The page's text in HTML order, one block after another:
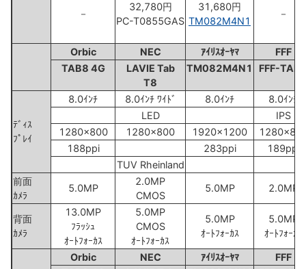
－
32,780円
PC-T0855GAS
31,680円
TM082M4N1
－
Orbic NEC ｱｲﾘｽｵｰﾔﾏ
FFF
TAB8 4G
LAVIE Tab
T8
TM082M4N1 FFF-
ﾃﾞｨｽ
ﾌﾟﾚｲ
8.0ｲﾝﾁ 8.0ｲﾝﾁ ﾜｲﾄﾞ 8.0ｲﾝﾁ
8.0ｲﾝﾁ
LED
IPS
1280x800
1280x800 1920x1200
188ppi
283ppi
189ppi
TUV Rheinland
前面
ｶﾒﾗ
5.0MP
2.0MP
CMOS
5.0MP 2.0MP
背面
ｶﾒﾗ
13.0MP
ﾌﾗｯｼｭ
ｵｰﾄﾌｫｰｶｽ
5.0MP
CMOS
ｵｰﾄﾌｫｰｶｽ
5.0MP
ｵｰﾄﾌｫｰｶｽ
5.0MP
ｵｰﾄﾌｫｰｶｽ
Orbic NEC ｱｲﾘｽｵｰﾔﾏ
FFF